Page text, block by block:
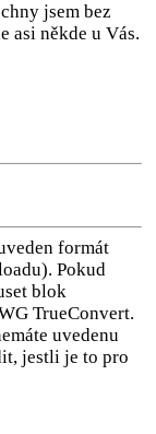
jsem bez
asi někde u Vás.
formát
Pokud
blok
TrueConvert.
uvedenu
jestli je to pro